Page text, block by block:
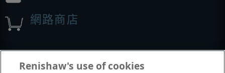
網路商店
展覽與會議
Renishaw's use of cookies